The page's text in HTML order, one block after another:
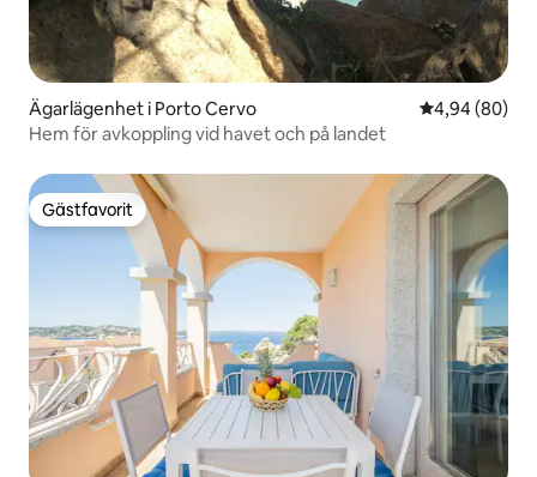
Ägarlägenhet i Porto Cervo 4,94 av 5 i
4,94 (80)
Hem för avkoppling vid havet och på landet
Gästfavorit
Gästfavorit